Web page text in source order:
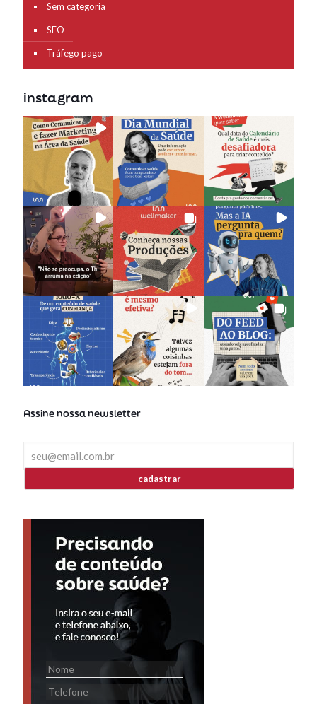
Sem categoria
SEO
Tráfego pago
instagram
Assine nossa newsletter
cadastrar